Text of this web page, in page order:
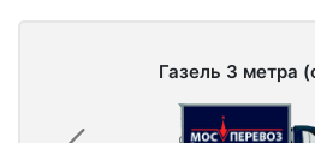
Газель 3 метра